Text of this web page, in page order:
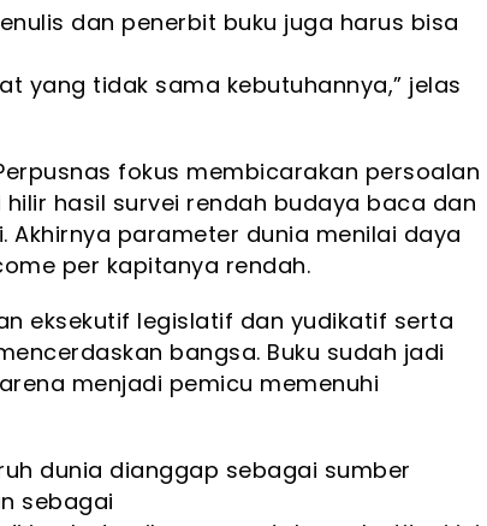
dan penerbit buku juga harus bisa
yang tidak sama kebutuhannya,” jelas
fokus membicarakan persoalan
hilir hasil survei rendah budaya baca dan
Akhirnya parameter dunia menilai daya
per kapitanya rendah.
eksekutif legislatif dan yudikatif serta
bangsa. Buku sudah jadi
menjadi pemicu memenuhi
dunia dianggap sebagai sumber
sebagai